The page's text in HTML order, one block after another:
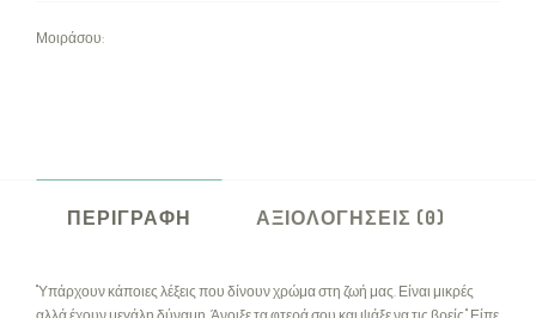
Μοιράσου:
ΠΕΡΙΓΡΑΦΉ ΑΞΙΟΛΟΓΉΣΕΙΣ (0)
"Υπάρχουν κάποιες λέξεις που δίνουν χρώμα στη ζωή μας. Είναι μικρές